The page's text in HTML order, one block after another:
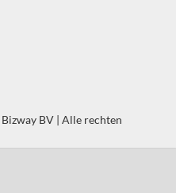
Bizway BV | Alle rechten